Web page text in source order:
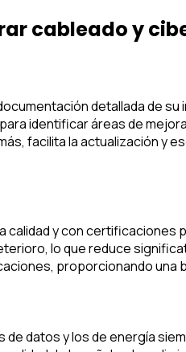
cableado y
detallada de
identificar áreas de
facilita la actualización
y con
lo que reduce
proporcionando una
datos y los de energía